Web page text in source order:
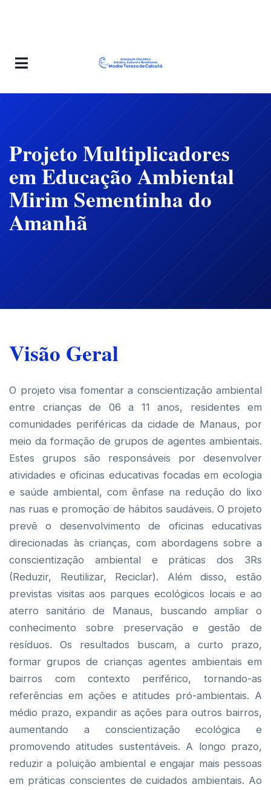
Projeto Multiplicadores
em Educação Ambiental
Mirim Sementinha do
Amanhã
Visão Geral
O projeto visa fomentar a conscientização ambiental
entre crianças de 06 a 11 anos, residentes em
comunidades periféricas da cidade de Manaus, por
meio da formação de grupos de agentes ambientais.
Estes grupos são responsáveis por desenvolver
atividades e oficinas educativas focadas em ecologia
e saúde ambiental, com ênfase na redução do lixo
nas ruas e promoção de hábitos saudáveis. O projeto
prevê o desenvolvimento de oficinas educativas
direcionadas às crianças, com abordagens sobre a
conscientização ambiental e práticas dos 3Rs
(Reduzir, Reutilizar, Reciclar). Além disso, estão
previstas visitas aos parques ecológicos locais e ao
aterro sanitário de Manaus, buscando ampliar o
conhecimento sobre preservação e gestão de
resíduos. Os resultados buscam, a curto prazo,
formar grupos de crianças agentes ambientais em
bairros com contexto periférico, tornando-as
referências em ações e atitudes pró-ambientais. A
médio prazo, expandir as ações para outros bairros,
aumentando a conscientização ecológica e
promovendo atitudes sustentáveis. A longo prazo,
reduzir a poluição ambiental e engajar mais pessoas
em práticas conscientes de cuidados ambientais. Ao